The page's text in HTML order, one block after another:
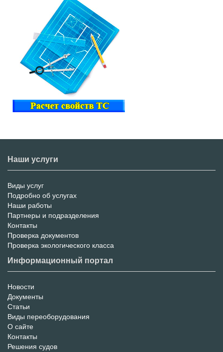
Наши услуги
Меню
услуг
Виды услуг
Подробно об услугах
Наши работы
Партнеры и подразделения
Контакты
Проверка документов
Проверка экологического класса
Информационный портал
Информационный
Портал
Новости
Документы
Статьи
Виды переоборудования
О сайте
Контакты
Решения судов